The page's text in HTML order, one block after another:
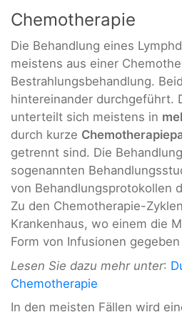
Chemotherapie
Die Behandlung eines
meistens aus einer
Bestrahlungsbehandlung.
hintereinander durchgeführt.
unterteilt sich meistens in
durch kurze
getrennt sind. Die
sogenannten
von Behandlungsprotokollen
Zu den Chemotherapie-
Krankenhaus, wo einem die
Form von Infusionen
Lesen Sie dazu mehr unter:
Chemotherapie
In den meisten Fällen wird